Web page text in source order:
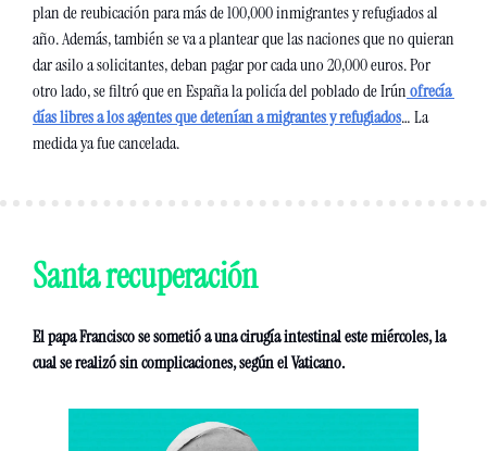
plan de reubicación para más de 100,000 inmigrantes y refugiados al
año. Además, también se va a plantear que las naciones que no quieran
dar asilo a solicitantes, deban pagar por cada uno 20,000 euros. Por
otro lado, se filtró que en España la policía del poblado de Irúnofrecía
días libres a los agentes que detenían a migrantes y refugiados… La
medida ya fue cancelada.
Santa recuperación
El papa Francisco se sometió a una cirugía intestinal este miércoles, la
cual se realizó sin complicaciones, según el Vaticano.